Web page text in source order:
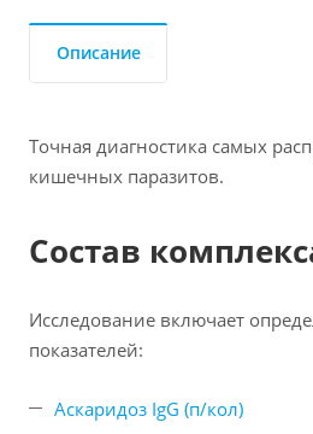
Описание
Точная диагностика самых
кишечных паразитов.
Состав
Исследование включает
показателей:
Аскаридоз IgG (п/кол)